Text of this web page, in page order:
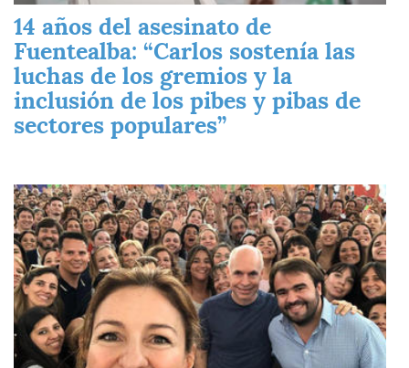
14 años del asesinato de
Fuentealba: “Carlos sostenía las
luchas de los gremios y la
inclusión de los pibes y pibas de
sectores populares”
Imagen